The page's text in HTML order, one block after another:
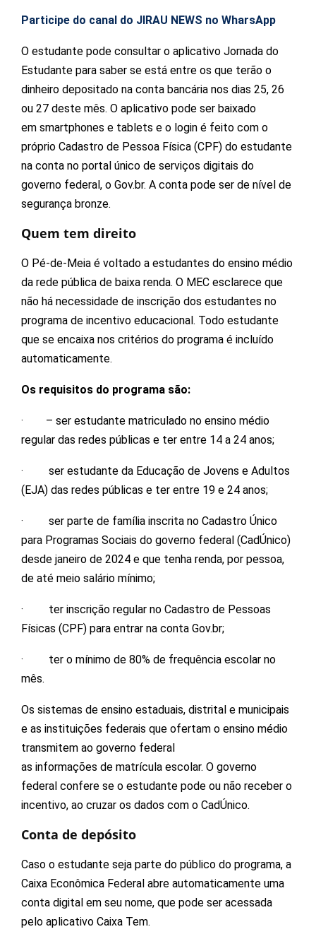
Participe do canal do JIRAU NEWS no WharsApp
O estudante pode consultar o aplicativo Jornada do
Estudante para saber se está entre os que terão o
dinheiro depositado na conta bancária nos dias 25, 26
ou 27 deste mês. O aplicativo pode ser baixado
em smartphones e tablets e o login é feito com o
próprio Cadastro de Pessoa Física (CPF) do estudante
na conta no portal único de serviços digitais do
governo federal, o Gov.br. A conta pode ser de nível de
segurança bronze.
Quem tem direito
O Pé-de-Meia é voltado a estudantes do ensino médio
da rede pública de baixa renda. O MEC esclarece que
não há necessidade de inscrição dos estudantes no
programa de incentivo educacional. Todo estudante
que se encaixa nos critérios do programa é incluído
automaticamente.
Os requisitos do programa são:
· – ser estudante matriculado no ensino médio
regular das redes públicas e ter entre 14 a 24 anos;
· ser estudante da Educação de Jovens e Adultos
(EJA) das redes públicas e ter entre 19 e 24 anos;
· ser parte de família inscrita no Cadastro Único
para Programas Sociais do governo federal (CadÚnico)
desde janeiro de 2024 e que tenha renda, por pessoa,
de até meio salário mínimo;
· ter inscrição regular no Cadastro de Pessoas
Físicas (CPF) para entrar na conta Gov.br;
· ter o mínimo de 80% de frequência escolar no
mês.
Os sistemas de ensino estaduais, distrital e municipais
e as instituições federais que ofertam o ensino médio
transmitem ao governo federal
as informações de matrícula escolar. O governo
federal confere se o estudante pode ou não receber o
incentivo, ao cruzar os dados com o CadÚnico.
Conta de depósito
Caso o estudante seja parte do público do programa, a
Caixa Econômica Federal abre automaticamente uma
conta digital em seu nome, que pode ser acessada
pelo aplicativo Caixa Tem.